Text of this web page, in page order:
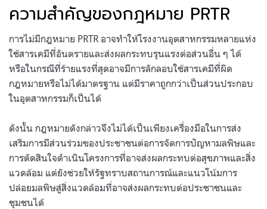
ความสำคัญของกฎหมาย PRTR
การไม่มีกฎหมาย PRTR อาจทำให้โรงงานอุตสาหกรรมหลายแห่ง
ใช้สารเคมีที่อันตรายและส่งผลกระทบรุนแรงต่อส่วนอื่น ๆ ได้
หรือในกรณีที่ร้ายแรงที่สุดอาจมีการลักลอบใช้สารเคมีที่ผิด
กฎหมายหรือไม่ได้มาตรฐาน แต่มีราคาถูกกว่าเป็นส่วนประกอบ
ในอุตสาหกรรมก็เป็นได้
ดังนั้น กฎหมายดังกล่าวจึงไม่ได้เป็นเพียงเครื่องมือในการส่ง
เสริมการมีส่วนร่วมของประชาชนต่อการจัดการปัญหามลพิษและ
การตัดสินใจดำเนินโครงการที่อาจส่งผลกระทบต่อสุขภาพและสิ่ง
แวดล้อม แต่ยังช่วยให้รัฐทราบสถานการณ์และแนวโน้มการ
ปล่อยมลพิษสู่สิ่งแวดล้อมที่อาจส่งผลกระทบต่อประชาชนและ
ชุมชนได้